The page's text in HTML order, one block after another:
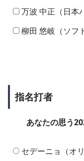
万波 中正（日本
柳田 悠岐（ソフ
指名打者
あなたの思う
セデーニョ（オ